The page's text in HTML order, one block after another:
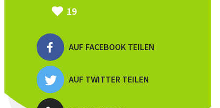
19
AUF FACEBOOK TEILEN
AUF TWITTER TEILEN